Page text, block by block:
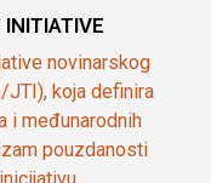
novinarskog
JTI), koja definira
i međunarodnih
pouzdanosti